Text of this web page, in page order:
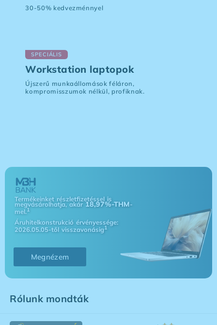
30-50% kedvezménnyel
SPECIÁLIS
Workstation laptopok
Újszerű munkaállomások féláron,
kompromisszumok nélkül, profiknak.
Termékeinket részletfizetéssel is
megvásárolhatja, akár 18,97%-THM-
mel.1
Áruhitelkonstrukció érvényessége:
2026.05.05-től visszavonásig1
Megnézem
Rólunk mondták